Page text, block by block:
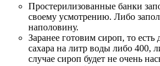
Простерилизованные банки
своему усмотрению. Либо
наполовину.
Заранее готовим сироп, то
сахара на литр воды либо 400,
случае сироп будет не очень